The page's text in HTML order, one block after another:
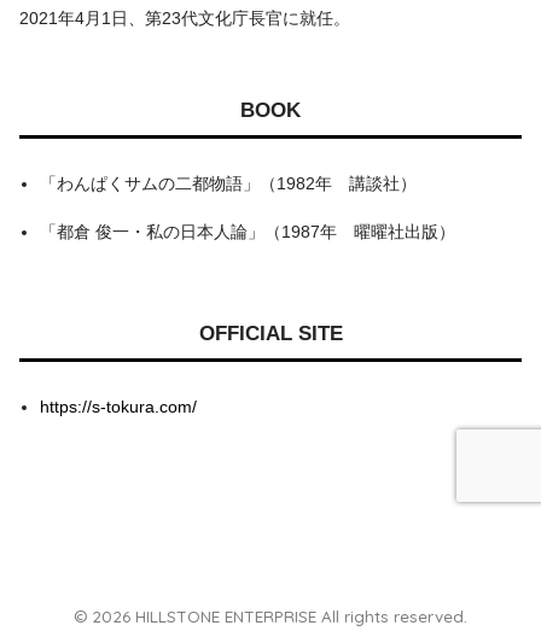
2021年4月1日、第23代文化庁長官に就任。
BOOK
「わんぱくサムの二都物語」（1982年 講談社）
「都倉 俊一・私の日本人論」（1987年 曜曜社出版）
OFFICIAL SITE
https://s-tokura.com/
© 2026 HILLSTONE ENTERPRISE All rights reserved.